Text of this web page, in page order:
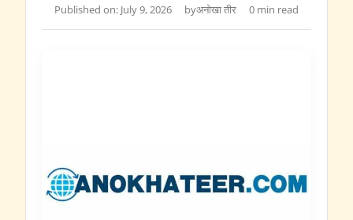
Published on: July 9, 2026 byअनोखा तीर 0 min read